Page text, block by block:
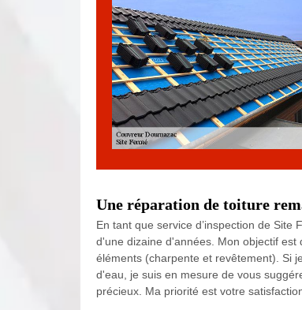
Une réparation de toiture
En tant que service d’inspection de
d'une dizaine d'années. Mon objectif
éléments (charpente et revêtement). Si
d'eau, je suis en mesure de vous
précieux. Ma priorité est votre